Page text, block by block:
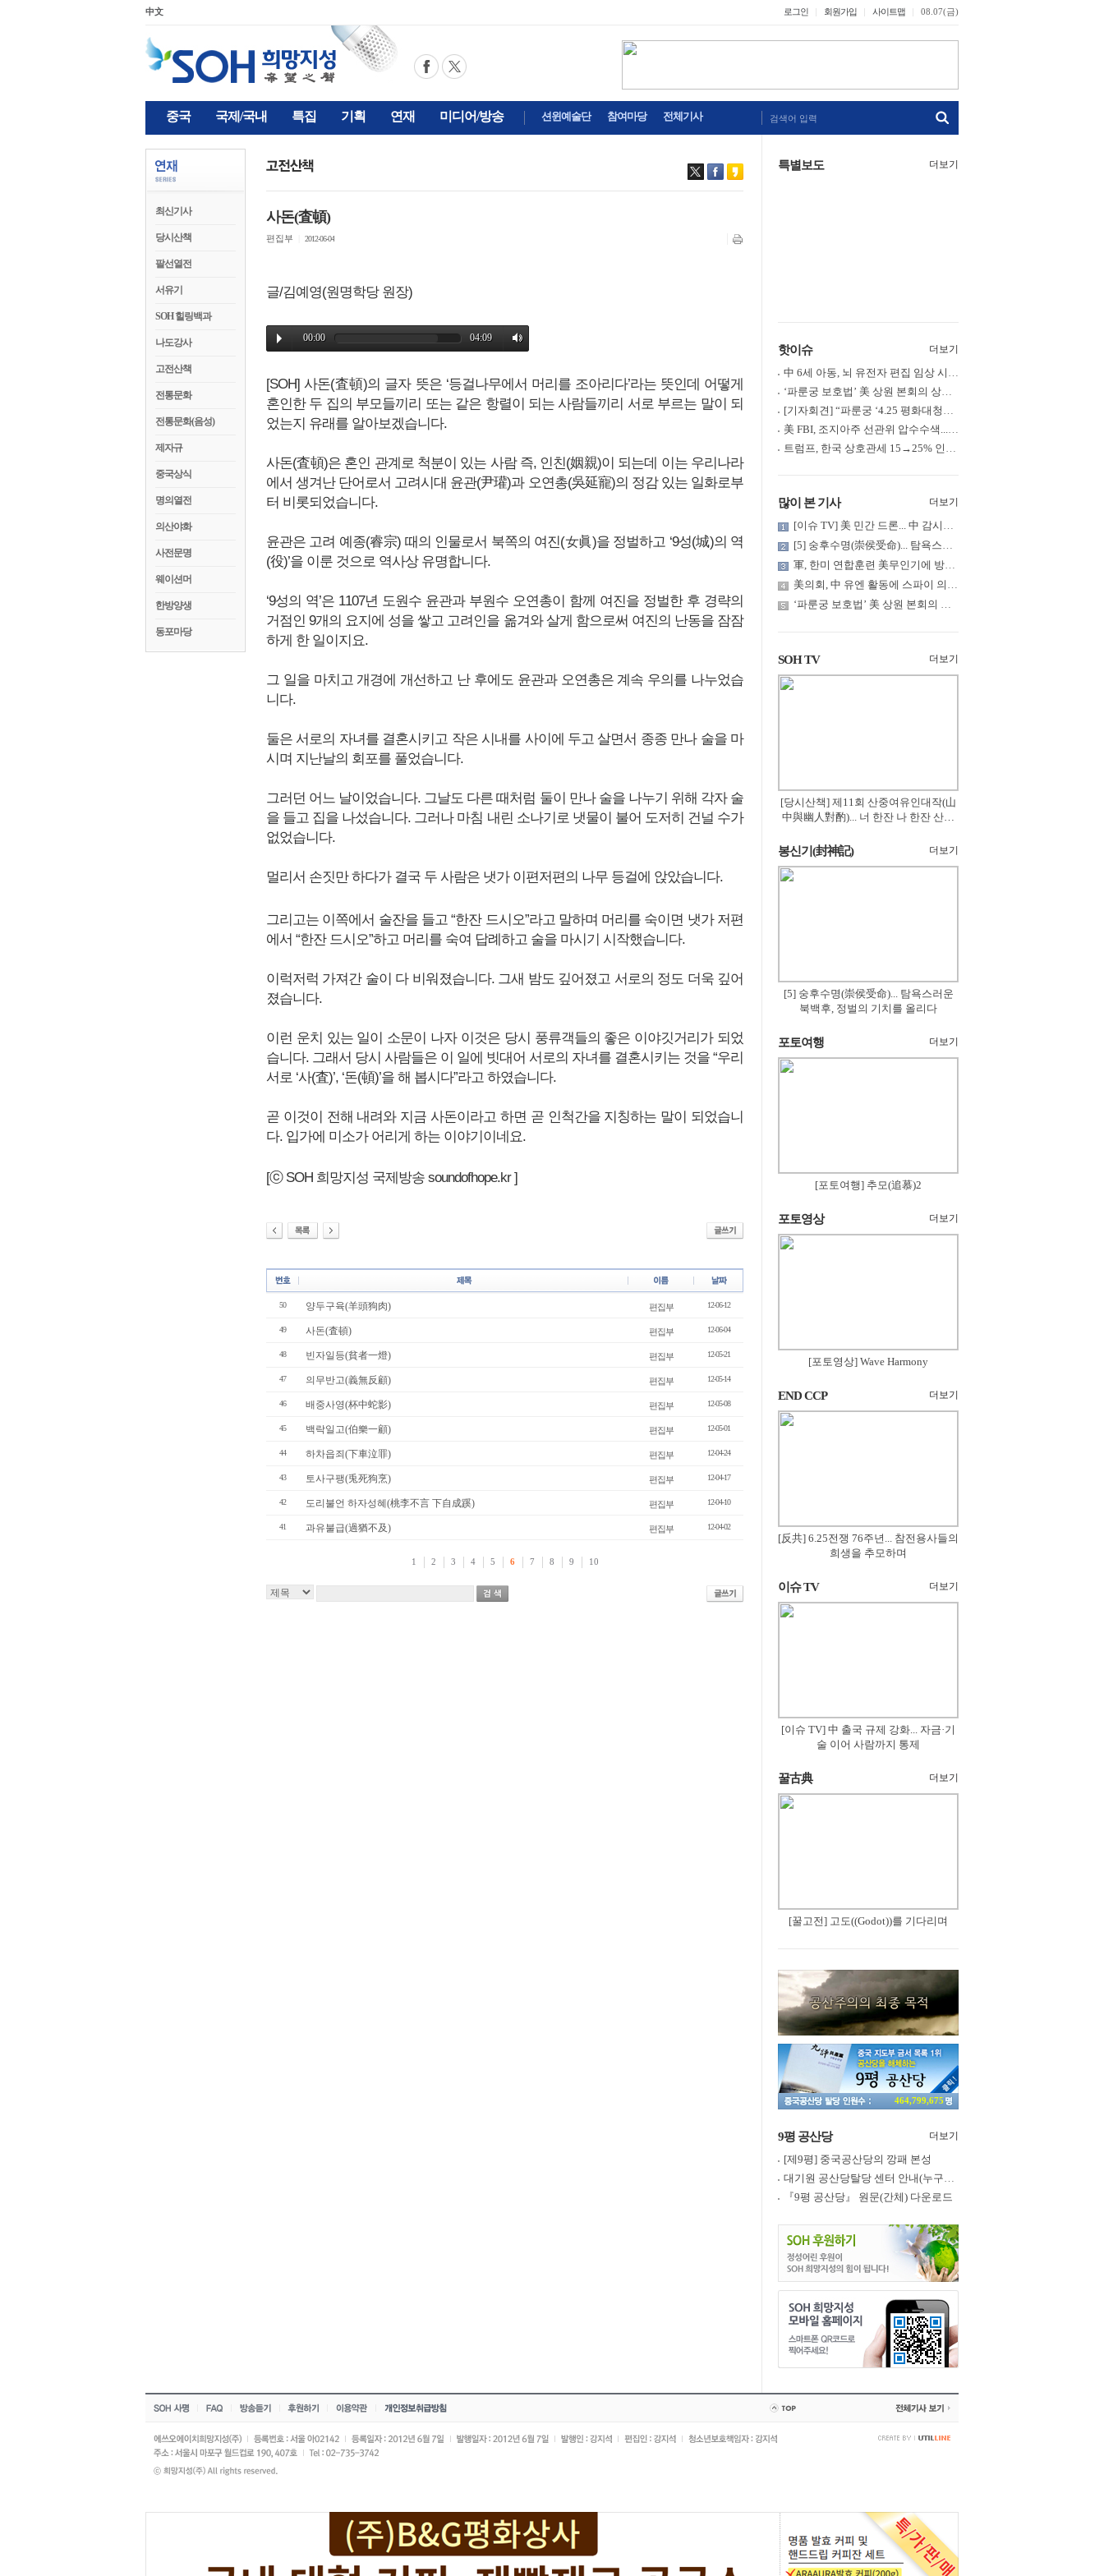
中文 로그인 회원가입 사이트맵 08.07(금)
중국 국제/국내 특집 기획 연재 미디어/방송 션윈예술단 참여마당 전체기사 검색어 입력
최신기사
당시산책
팔선열전
서유기
SOH 힐링백과
나도강사
고전산책
전통문화
전통문화(음성)
제자규
중국상식
명의열전
의산야화
사전문명
웨이션머
한방양생
동포마당
사돈(査頓)
편집부 2012-06-04
글/김예영(원명학당 원장)
[SOH] 사돈(査頓)의 글자 뜻은 ‘등걸나무에서 머리를 조아리다’라는 뜻인데 어떻게
혼인한 두 집의 부모들끼리 또는 같은 항렬이 되는 사람들끼리 서로 부르는 말이 되
었는지 유래를 알아보겠습니다.
사돈(査頓)은 혼인 관계로 척분이 있는 사람 즉, 인친(姻親)이 되는데 이는 우리나라
에서 생겨난 단어로서 고려시대 윤관(尹瓘)과 오연총(吳延寵)의 정감 있는 일화로부
터 비롯되었습니다.
윤관은 고려 예종(睿宗) 때의 인물로서 북쪽의 여진(女眞)을 정벌하고 ‘9성(城)의 역
(役)’을 이룬 것으로 역사상 유명합니다.
‘9성의 역’은 1107년 도원수 윤관과 부원수 오연총이 함께 여진을 정벌한 후 경략의
거점인 9개의 요지에 성을 쌓고 고려인을 옮겨와 살게 함으로써 여진의 난동을 잠잠
하게 한 일이지요.
그 일을 마치고 개경에 개선하고 난 후에도 윤관과 오연총은 계속 우의를 나누었습
니다.
둘은 서로의 자녀를 결혼시키고 작은 시내를 사이에 두고 살면서 종종 만나 술을 마
시며 지난날의 회포를 풀었습니다.
그러던 어느 날이었습니다. 그날도 다른 때처럼 둘이 만나 술을 나누기 위해 각자 술
을 들고 집을 나섰습니다. 그러나 마침 내린 소나기로 냇물이 불어 도저히 건널 수가
없었습니다.
멀리서 손짓만 하다가 결국 두 사람은 냇가 이편저편의 나무 등걸에 앉았습니다.
그리고는 이쪽에서 술잔을 들고 “한잔 드시오”라고 말하며 머리를 숙이면 냇가 저편
에서 “한잔 드시오”하고 머리를 숙여 답례하고 술을 마시기 시작했습니다.
이럭저럭 가져간 술이 다 비워졌습니다. 그새 밤도 깊어졌고 서로의 정도 더욱 깊어
졌습니다.
이런 운치 있는 일이 소문이 나자 이것은 당시 풍류객들의 좋은 이야깃거리가 되었
습니다. 그래서 당시 사람들은 이 일에 빗대어 서로의 자녀를 결혼시키는 것을 “우리
서로 ‘사(査)’, ‘돈(頓)’을 해 봅시다”라고 하였습니다.
곧 이것이 전해 내려와 지금 사돈이라고 하면 곧 인척간을 지칭하는 말이 되었습니
다. 입가에 미소가 어리게 하는 이야기이네요.
[ⓒ SOH 희망지성 국제방송 soundofhope.kr ]
50 양두구육(羊頭狗肉) 편집부 12-06-12
49 사돈(査頓) 편집부 12-06-04
48 빈자일등(貧者一燈) 편집부 12-05-21
47 의무반고(義無反顧) 편집부 12-05-14
46 배중사영(杯中蛇影) 편집부 12-05-08
45 백락일고(伯樂一顧) 편집부 12-05-01
44 하차읍죄(下車泣罪) 편집부 12-04-24
43 토사구팽(兎死狗烹) 편집부 12-04-17
42 도리불언 하자성혜(桃李不言 下自成蹊) 편집부 12-04-10
41 과유불급(過猶不及) 편집부 12-04-02
1 2 3 4 5 6 7 8 9 10
특별보도 더보기
핫이슈 더보기
中 6세 아동, 뇌 유전자 편집 임상 시험 중 사망... 의료진 1년간 ....
‘파룬궁 보호법’ 美 상원 본회의 상정... 최종 입법 ‘초읽기’
[기자회견] “파룬궁 ‘4.25 평화대청원’ 기념 & 중공의 션윈 공연 .....
美 FBI, 조지아주 선관위 압수수색... 트럼프 “부정선거 증거 확보....
트럼프, 한국 상호관세 15→25% 인상... “韓 국회 무력합의 미비준”....
많이 본 기사 더보기
[이슈 TV] 美 민간 드론... 中 감시망 뚫고 군함 근접 촬영
[5] 숭후수명(崇侯受命)... 탐욕스러운 북백후, 정벌의 기치를 올.....
軍, 한미 연합훈련 美무인기에 방공태세 발령... 왜?
美의회, 中 유엔 활동에 스파이 의혹 제기
‘파룬궁 보호법’ 美 상원 본회의 상정... 최종 입법 ‘초읽기’
SOH TV 더보기
[당시산책] 제11회 산중여유인대작(山
中與幽人對酌)... 너 한잔 나 한잔 산의
봉신기(封神記) 더보기
[5] 숭후수명(崇侯受命)... 탐욕스러운
북백후, 정벌의 기치를 올리다
포토여행 더보기
[포토여행] 추모(追慕)2
포토영상 더보기
[포토영상] Wave Harmony
END CCP 더보기
[反共] 6.25전쟁 76주년... 참전용사들의
희생을 추모하며
이슈 TV 더보기
[이슈 TV] 中 출국 규제 강화... 자금·기
술 이어 사람까지 통제
꿀古典 더보기
[꿀고전] 고도((Godot))를 기다리며
464,799,675
9평 공산당 더보기
[제9평] 중국공산당의 깡패 본성
대기원 공산당탈당 센터 안내(누구나 쉽게 退黨, 退團, 退隊 가능)
『9평 공산당』 원문(간체) 다운로드